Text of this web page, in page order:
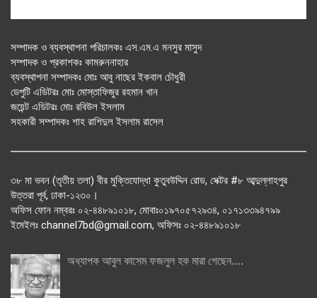
সম্পাদক ও ব্যবস্থাপনা পরিচালকঃ এস.এম.এ মনসুর মাসুদ
সম্পাদক ও প্রকাশকঃ কামরুননাহার
ব্যবস্থাপনা সম্পাদকঃ মোঃ আবু নাছের ইকবাল চৌধুরী
ডেপুটি এডিটরঃ মোঃ মোস্তাফিজুর রহমান খান
জয়েন্ট এডিটরঃ মোঃ রবিউল ইসলাম
সহকারী সম্পাদকঃ শাহ রাশিদুল ইসলাম রাসেল
৩৮ মা ভবন (তৃতীয় তলা) বীর মুক্তিযোদ্ধা কুতুবউদ্দিন রোড, সেক্টর #৮ আব্দুল্লাহপুর
উত্তরা পূর্ব, ঢাকা-১২৩০।
অফিস ফোন নম্বরঃ ০২-৪৪৮৯১০১৮, মোবাঃ০১৯৭০৫৭২৯৩৪, ০১৭১৩৩৯৪৭৯৯
ইমেইলঃ channel7bd@gmail.com, অফিসঃ ০২-৪৪৮৯১০১৮
অধ্যাপক আবুল কাসেম ফজলুল হক মারা গেছেন….